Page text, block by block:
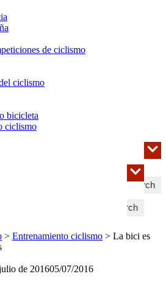
de ciclismo
ciclismo
bicicleta
ciclismo
Search
Search
> Entrenamiento ciclismo > La bici es
de 201605/07/2016